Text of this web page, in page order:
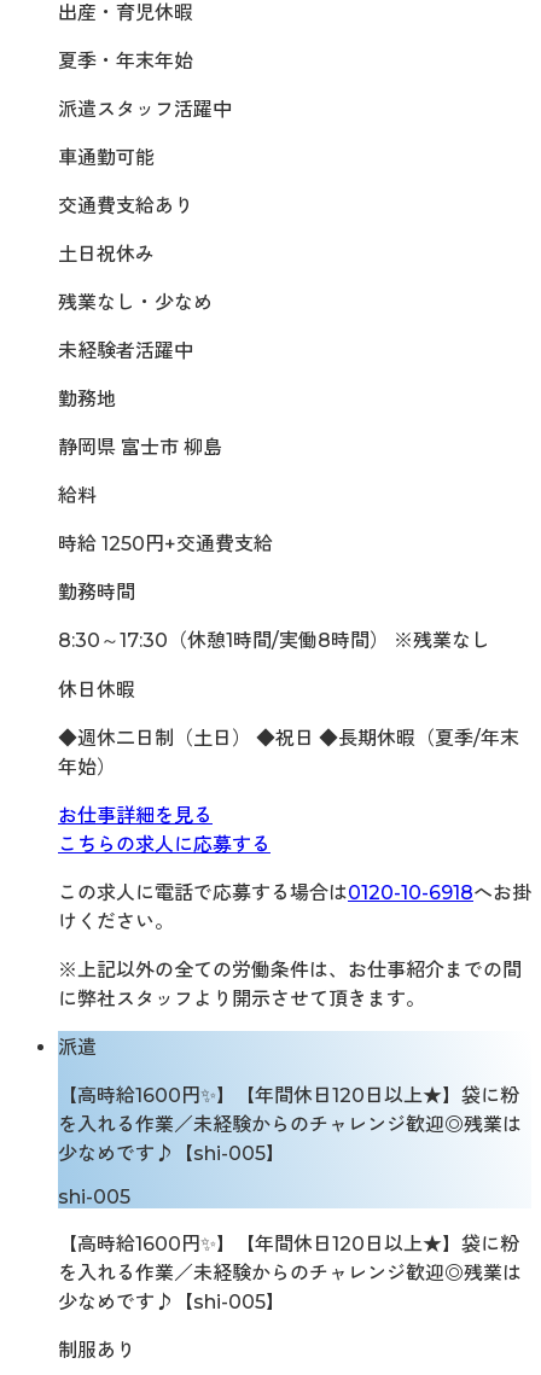
出産・育児休暇
夏季・年末年始
派遣スタッフ活躍中
車通勤可能
交通費支給あり
土日祝休み
残業なし・少なめ
未経験者活躍中
勤務地
静岡県 富士市 柳島
給料
時給 1250円+交通費支給
勤務時間
8:30～17:30（休憩1時間/実働8時間） ※残業なし
休日休暇
◆週休二日制（土日） ◆祝日 ◆長期休暇（夏季/年末
年始）
お仕事詳細を見る
こちらの求人に応募する
この求人に電話で応募する場合は0120-10-6918へお掛
けください。
※上記以外の全ての労働条件は、お仕事紹介までの間
に弊社スタッフより開示させて頂きます。
派遣
【高時給1600円✨】【年間休日120日以上★】袋に粉
を入れる作業／未経験からのチャレンジ歓迎◎残業は
少なめです♪【shi-005】
shi-005
【高時給1600円✨】【年間休日120日以上★】袋に粉
を入れる作業／未経験からのチャレンジ歓迎◎残業は
少なめです♪【shi-005】
制服あり